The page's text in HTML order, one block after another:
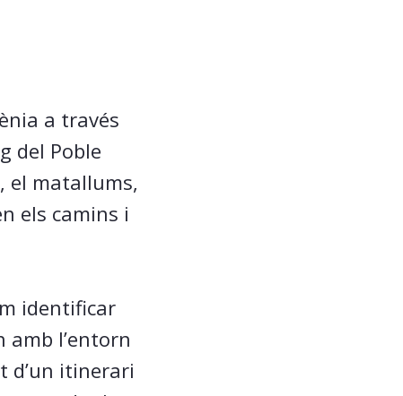
a través
del Poble
el matallums,
els camins i
identificar
amb l’entorn
d’un itinerari